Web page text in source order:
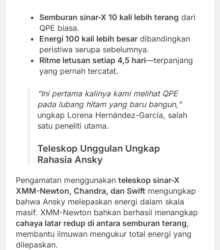
Semburan sinar-X 10 kali lebih terang dari
QPE biasa.
Energi 100 kali lebih besar dibandingkan
peristiwa serupa sebelumnya.
Ritme letusan setiap 4,5 hari—terpanjang
yang pernah tercatat.
“Ini pertama kalinya kami melihat QPE
pada lubang hitam yang baru bangun,”
ungkap Lorena Hernández-García, salah
satu peneliti utama.
Teleskop Unggulan Ungkap
Rahasia Ansky
Pengamatan menggunakan teleskop sinar-X
XMM-Newton, Chandra, dan Swift mengungkap
bahwa Ansky melepaskan energi dalam skala
masif. XMM-Newton bahkan berhasil menangkap
cahaya latar redup di antara semburan terang,
membantu ilmuwan mengukur total energi yang
dilepaskan.